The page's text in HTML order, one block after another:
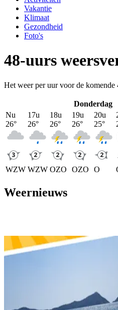
Vakantie
Klimaat
Gezondheid
Foto's
48-uurs
Het weer per uur voor de
Donderdag
Nu
26°
WZW
17u
26°
WZW
18u
26°
OZO
19u
26°
OZO
20u
25°
O
Weernieuws